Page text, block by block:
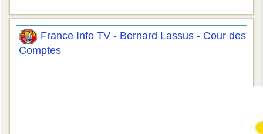
France Info TV - Bernard Lassus - Cour des
Comptes